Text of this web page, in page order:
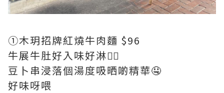
①木玥招牌紅燒牛肉麵 $96
牛展牛肚好入味好淋👍🏻
豆卜串浸落個湯度吸晒啲精華🤤
好味呀喂